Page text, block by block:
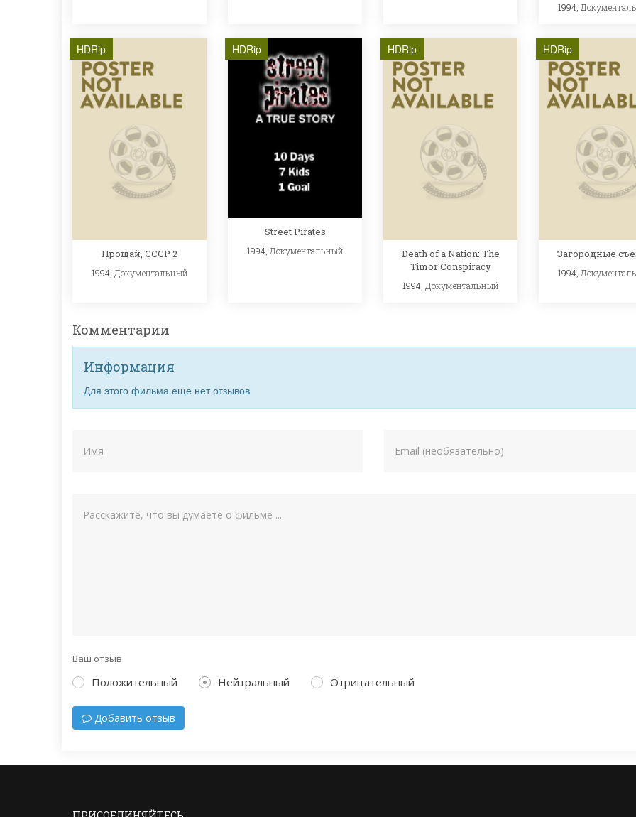
1994,
HDRip
Прощай, СССР 2
1994, Документальный
HDRip
Street Pirates
1994, Документальный
HDRip
Death of a Nation: The
Timor Conspiracy
1994, Документальный
HDRip
Загородные
1994,
Комментарии
Информация
Для этого фильма еще нет отзывов
Ваш отзыв
Положительный Нейтральный Отрицательный
Добавить отзыв